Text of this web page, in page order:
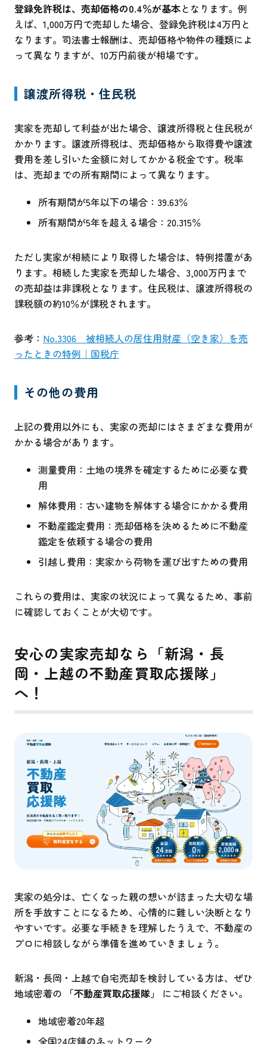
登録免許税は、売却価格の0.4％が基本となります。例
えば、1,000万円で売却した場合、登録免許税は4万円と
なります。司法書士報酬は、売却価格や物件の種類によ
って異なりますが、10万円前後が相場です。
譲渡所得税・住民税
実家を売却して利益が出た場合、譲渡所得税と住民税が
かかります。譲渡所得税は、売却価格から取得費や譲渡
費用を差し引いた金額に対してかかる税金です。税率
は、売却までの所有期間によって異なります。
所有期間が5年以下の場合：39.63％
所有期間が5年を超える場合：20.315％
ただし実家が相続により取得した場合は、特例措置があ
ります。相続した実家を売却した場合、3,000万円まで
の売却益は非課税となります。住民税は、譲渡所得税の
課税額の約10％が課税されます。
参考： No.3306 被相続人の居住用財産（空き家）を売
ったときの特例｜国税庁
その他の費用
上記の費用以外にも、実家の売却にはさまざまな費用が
かかる場合があります。
測量費用：土地の境界を確定するために必要な費
用
解体費用：古い建物を解体する場合にかかる費用
不動産鑑定費用：売却価格を決めるために不動産
鑑定を依頼する場合の費用
引越し費用：実家から荷物を運び出すための費用
これらの費用は、実家の状況によって異なるため、事前
に確認しておくことが大切です。
安心の実家売却なら「新潟・長
岡・上越の不動産買取応援隊」
へ！
実家の処分は、亡くなった親の想いが詰まった大切な場
所を手放すことになるため、心情的に難しい決断となり
やすいです。必要な手続きを理解したうえで、不動産の
プロに相談しながら準備を進めていきましょう。
新潟・長岡・上越で自宅売却を検討している方は、ぜひ
地域密着の
「不動産買取応援隊」
にご相談ください。
地域密着20年超
全国24店舗のネットワーク